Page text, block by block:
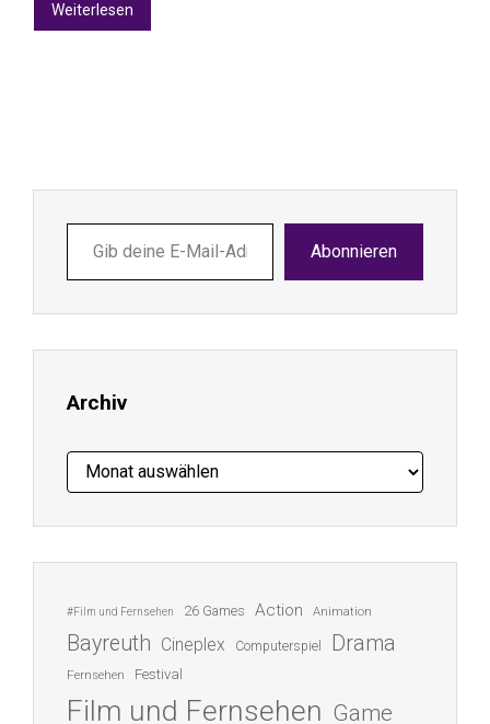
Weiterlesen
deine
E-
ein ...
Abonnieren
Archiv
Archiv
#Film und Fernsehen 26 Games Action Animation
Bayreuth Cineplex Computerspiel Drama
Fernsehen Festival
Film und Fernsehen Game